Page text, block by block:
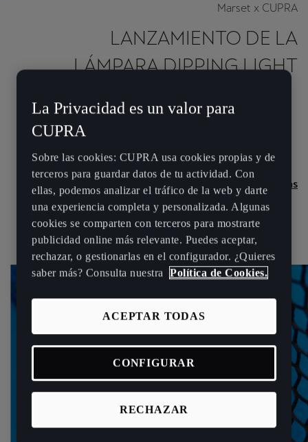
Marset x CUPRA
LANZAMIENTO DE LA
LÁMPARA DIPPING LIGHT
Diseñada a partir de nuestros valores compartidos,
presentamos junto a Marset, la nueva lámpara Dipping Light
Ver más
La Privacidad es un valor para
CUPRA
Sobre las cookies: CUPRA usa cookies propias y de
terceros para guardar datos de tu actividad. Con
ellas, podemos analizar el tráfico de la web y darte
una experiencia completa y personalizada. Algunas
cookies se comparten con terceros para mostrarte
publicidad online más relevante. Puedes aceptar,
rechazar, o gestionarlas en el configurador. ¿Quieres
saber más? Consulta nuestra
Política de Cookies.
RECHAZAR
ACEPTAR TODAS
CONFIGURAR